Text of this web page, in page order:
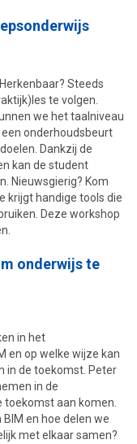
Steeds
te volgen.
we het taalniveau
een onderhoudsbeurt
Dankzij de
kan de student
Nieuwsgierig? Kom
krijgt handige tools die
Deze workshop
onderwijs te
in het
en op welke wijze kan
in de toekomst. Peter
in de
toekomst aan komen.
en hoe delen we
met elkaar samen?